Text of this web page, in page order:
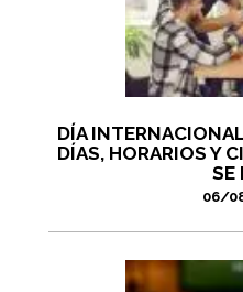
DÍA
DÍAS, HORARIOS Y
SE
06/